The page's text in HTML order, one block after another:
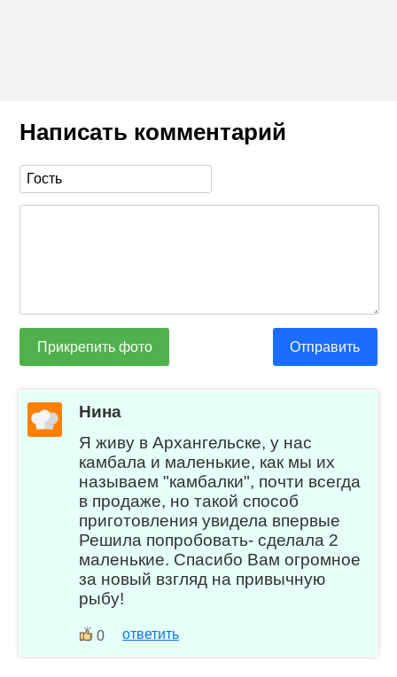
Написать комментарий
Прикрепить фото Отправить
Нина
Я живу в Архангельске, у нас
камбала и маленькие, как мы их
называем "камбалки", почти всегда
в продаже, но такой способ
приготовления увидела впервые
Решила попробовать- сделала 2
маленькие. Спасибо Вам огромное
за новый взгляд на привычную
рыбу!
0 ответить